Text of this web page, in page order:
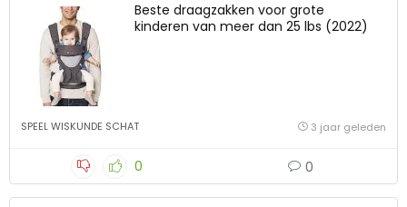
Beste draagzakken voor grote
kinderen van meer dan 25 lbs (2022)
SPEEL WISKUNDE SCHAT 3 jaar geleden
0 0